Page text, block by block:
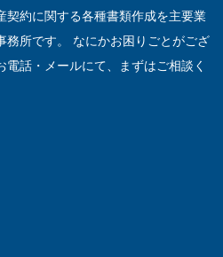
契約に関する各種書類作成を主要業
務所です。 なにかお困りごとがござ
話・メールにて、まずはご相談く